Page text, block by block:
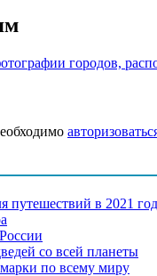
городов,
путешествий в 2021
со всей планеты
по всему миру